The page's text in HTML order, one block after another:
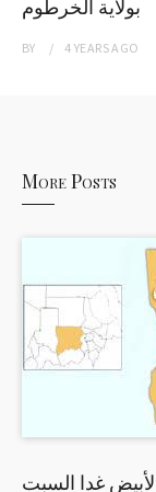
بولاية الخرطوم
BY 4 YEARSAGO
More Posts
غدا السبت